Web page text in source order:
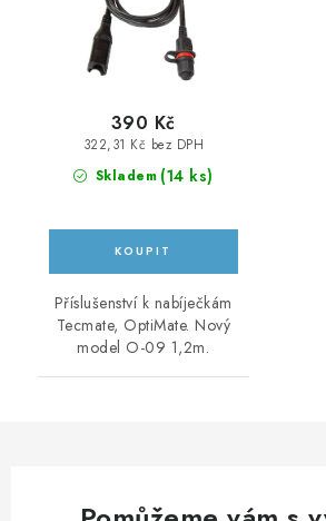
Skladem (14 ks)
322,31 Kč bez DPH
390 Kč
Příslušenství k nabíječkám
Tecmate, OptiMate. Nový
model O-09 1,2m.